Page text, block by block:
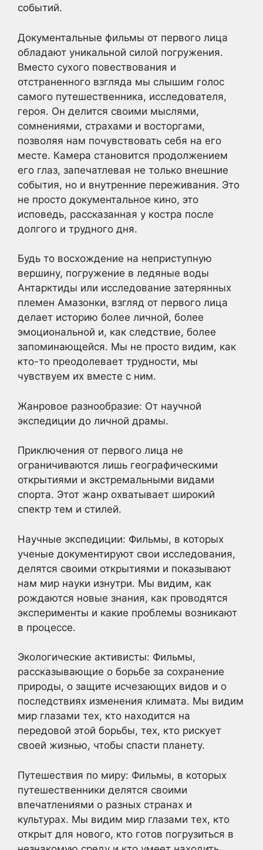
событий.
Документальные фильмы от первого лица
обладают уникальной силой погружения.
Вместо сухого повествования и
отстраненного взгляда мы слышим голос
самого путешественника, исследователя,
героя. Он делится своими мыслями,
сомнениями, страхами и восторгами,
позволяя нам почувствовать себя на его
месте. Камера становится продолжением
его глаз, запечатлевая не только внешние
события, но и внутренние переживания. Это
не просто документальное кино, это
исповедь, рассказанная у костра после
долгого и трудного дня.
Будь то восхождение на неприступную
вершину, погружение в ледяные воды
Антарктиды или исследование затерянных
племен Амазонки, взгляд от первого лица
делает историю более личной, более
эмоциональной и, как следствие, более
запоминающейся. Мы не просто видим, как
кто-то преодолевает трудности, мы
чувствуем их вместе с ним.
Жанровое разнообразие: От научной
экспедиции до личной драмы.
Приключения от первого лица не
ограничиваются лишь географическими
открытиями и экстремальными видами
спорта. Этот жанр охватывает широкий
спектр тем и стилей.
Научные экспедиции: Фильмы, в которых
ученые документируют свои исследования,
делятся своими открытиями и показывают
нам мир науки изнутри. Мы видим, как
рождаются новые знания, как проводятся
эксперименты и какие проблемы возникают
в процессе.
Экологические активисты: Фильмы,
рассказывающие о борьбе за сохранение
природы, о защите исчезающих видов и о
последствиях изменения климата. Мы видим
мир глазами тех, кто находится на
передовой этой борьбы, тех, кто рискует
своей жизнью, чтобы спасти планету.
Путешествия по миру: Фильмы, в которых
путешественники делятся своими
впечатлениями о разных странах и
культурах. Мы видим мир глазами тех, кто
открыт для нового, кто готов погрузиться в